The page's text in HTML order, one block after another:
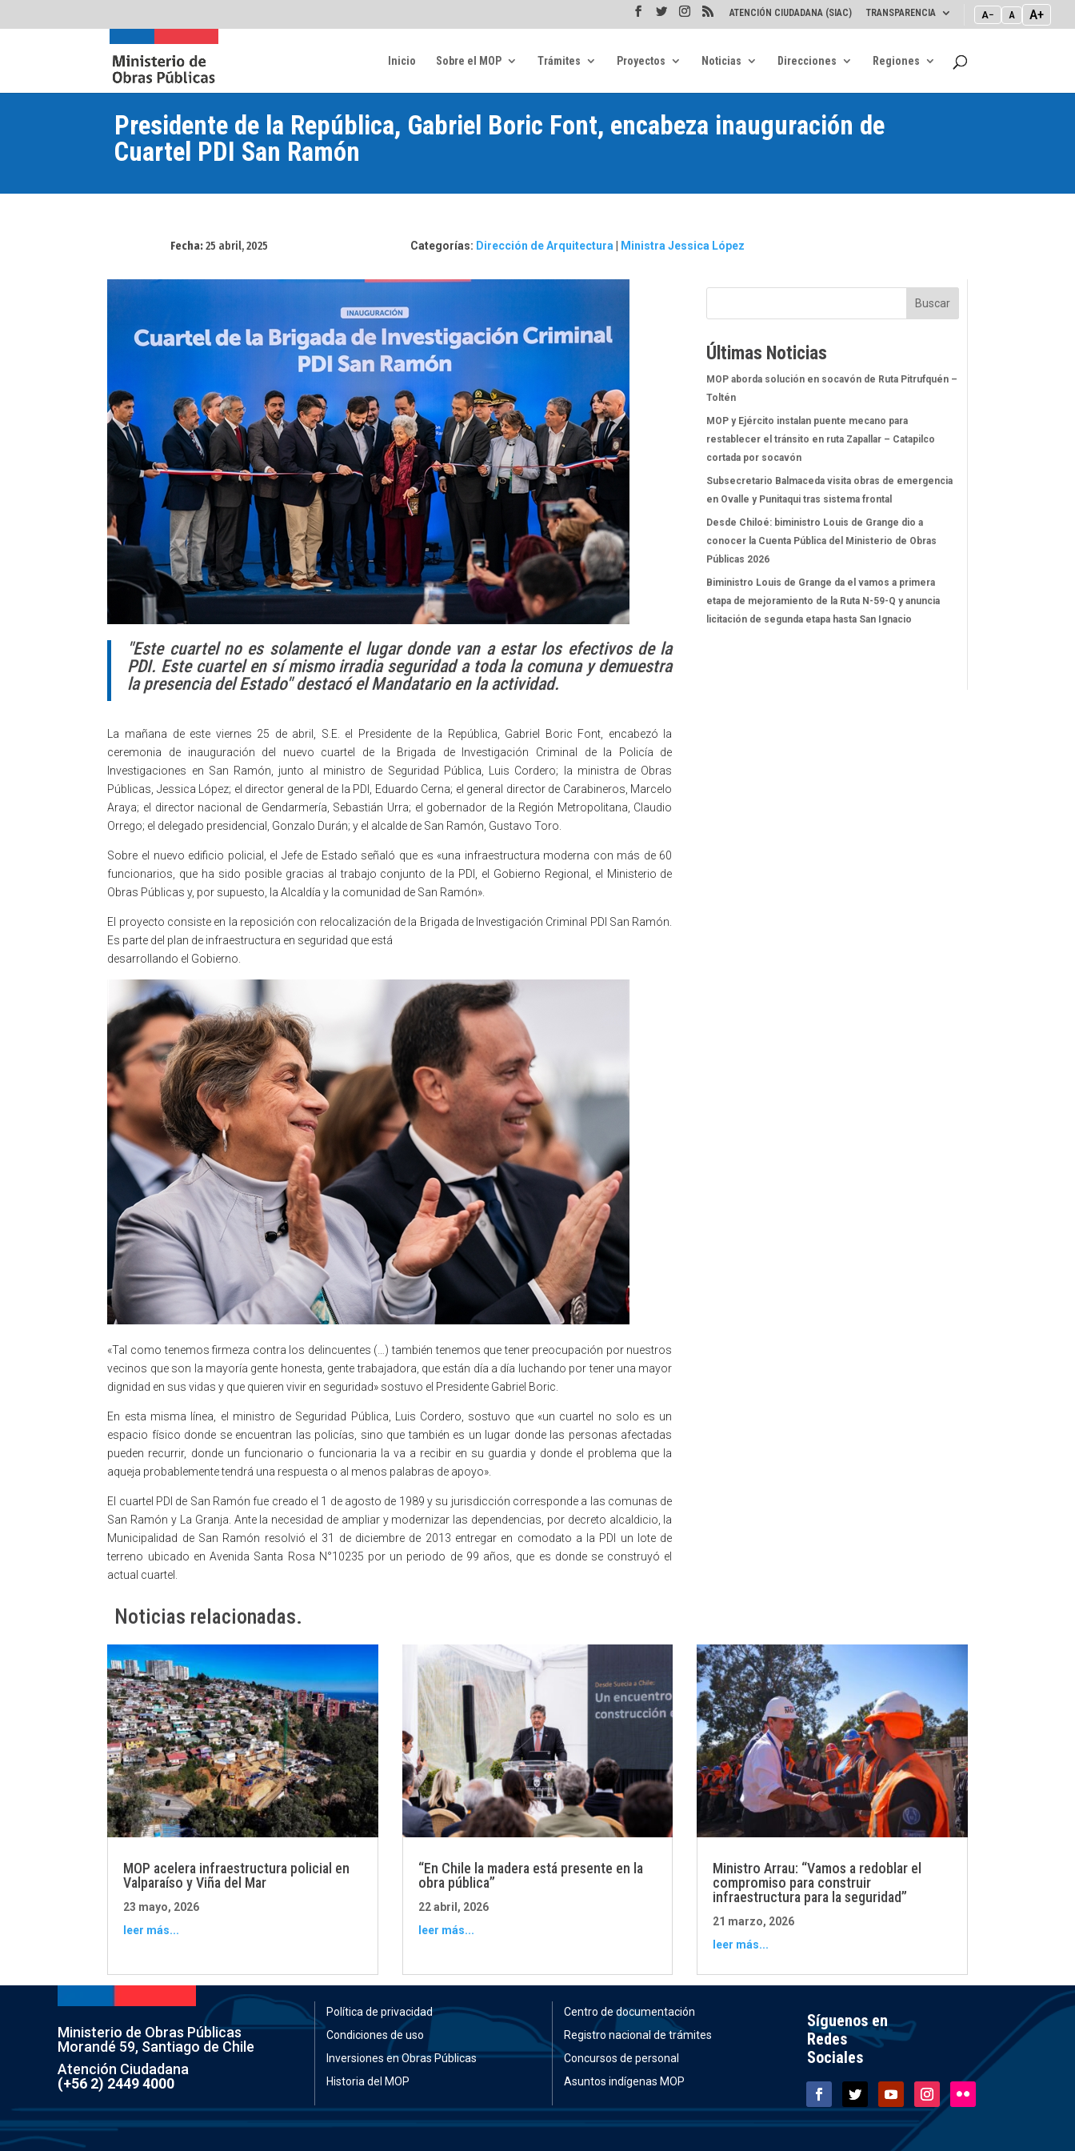
ATENCIÓN CIUDADANA (SIAC) TRANSPARENCIA A− A A+
Inicio Sobre el MOP Trámites Proyectos Noticias Direcciones Regiones
Presidente de la República, Gabriel Boric Font, encabeza inauguración de
Cuartel PDI San Ramón
Fecha:25 abril, 2025 Categorías: Dirección de Arquitectura| Ministra Jessica López
"Este cuartel no es solamente el lugar donde van a estar los efectivos de la
PDI. Este cuartel en sí mismo irradia seguridad a toda la comuna y demuestra
la presencia del Estado" destacó el Mandatario en la actividad.
La mañana de este viernes 25 de abril, S.E. el Presidente de la República, Gabriel Boric Font, encabezó la
ceremonia de inauguración del nuevo cuartel de la Brigada de Investigación Criminal de la Policía de
Investigaciones en San Ramón, junto al ministro de Seguridad Pública, Luis Cordero; la ministra de Obras
Públicas, Jessica López; el director general de la PDI, Eduardo Cerna; el general director de Carabineros, Marcelo
Araya; el director nacional de Gendarmería, Sebastián Urra; el gobernador de la Región Metropolitana, Claudio
Orrego; el delegado presidencial, Gonzalo Durán; y el alcalde de San Ramón, Gustavo Toro.
Sobre el nuevo edificio policial, el Jefe de Estado señaló que es «una infraestructura moderna con más de 60
funcionarios, que ha sido posible gracias al trabajo conjunto de la PDI, el Gobierno Regional, el Ministerio de
Obras Públicas y, por supuesto, la Alcaldía y la comunidad de San Ramón».
El proyecto consiste en la reposición con relocalización de la Brigada de Investigación Criminal PDI San Ramón.
Es parte del plan de infraestructura en seguridad que está
desarrollando el Gobierno.
«Tal como tenemos firmeza contra los delincuentes (…) también tenemos que tener preocupación por nuestros
vecinos que son la mayoría gente honesta, gente trabajadora, que están día a día luchando por tener una mayor
dignidad en sus vidas y que quieren vivir en seguridad» sostuvo el Presidente Gabriel Boric.
En esta misma línea, el ministro de Seguridad Pública, Luis Cordero, sostuvo que «un cuartel no solo es un
espacio físico donde se encuentran las policías, sino que también es un lugar donde las personas afectadas
pueden recurrir, donde un funcionario o funcionaria la va a recibir en su guardia y donde el problema que la
aqueja probablemente tendrá una respuesta o al menos palabras de apoyo».
El cuartel PDI de San Ramón fue creado el 1 de agosto de 1989 y su jurisdicción corresponde a las comunas de
San Ramón y La Granja. Ante la necesidad de ampliar y modernizar las dependencias, por decreto alcaldicio, la
Municipalidad de San Ramón resolvió el 31 de diciembre de 2013 entregar en comodato a la PDI un lote de
terreno ubicado en Avenida Santa Rosa N°10235 por un periodo de 99 años, que es donde se construyó el
actual cuartel.
Buscar
Últimas Noticias
MOP aborda solución en socavón de Ruta Pitrufquén –
Toltén
MOP y Ejército instalan puente mecano para
restablecer el tránsito en ruta Zapallar – Catapilco
cortada por socavón
Subsecretario Balmaceda visita obras de emergencia
en Ovalle y Punitaqui tras sistema frontal
Desde Chiloé: biministro Louis de Grange dio a
conocer la Cuenta Pública del Ministerio de Obras
Públicas 2026
Biministro Louis de Grange da el vamos a primera
etapa de mejoramiento de la Ruta N-59-Q y anuncia
licitación de segunda etapa hasta San Ignacio
Noticias relacionadas.
MOP acelera infraestructura policial en
Valparaíso y Viña del Mar
23 mayo, 2026
leer más...
“En Chile la madera está presente en la
obra pública”
22 abril, 2026
leer más...
Ministro Arrau: “Vamos a redoblar el
compromiso para construir
infraestructura para la seguridad”
21 marzo, 2026
leer más...
Ministerio de Obras Públicas
Morandé 59, Santiago de Chile
Atención Ciudadana
(+56 2) 2449 4000
Política de privacidad
Condiciones de uso
Inversiones en Obras Públicas
Historia del MOP
Centro de documentación
Registro nacional de trámites
Concursos de personal
Asuntos indígenas MOP
Síguenos en
Redes
Sociales